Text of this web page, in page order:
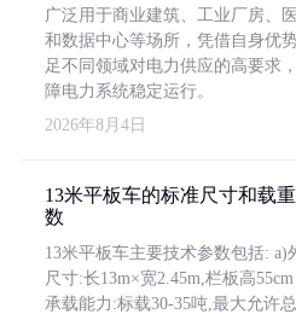
广泛用于商业建筑、工业厂房、
和数据中心等场所，凭借自身优
足不同领域对电力供应的高要求
障电力系统稳定运行。
2026年8月4日
13米平板车的标准尺寸和载
数
13米平板车主要技术参数包括: a)
尺寸:长13m×宽2.45m,栏板高55cm
承载能力:标载30-35吨,最大允许